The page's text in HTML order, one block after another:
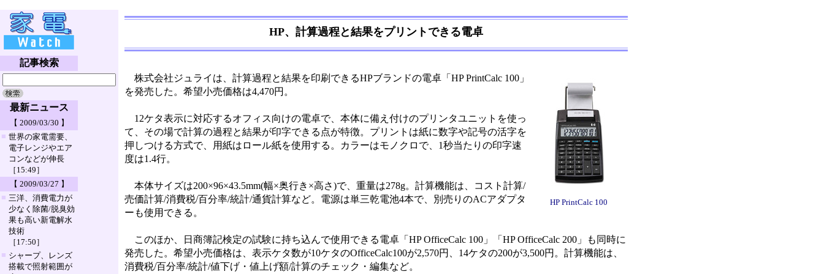
記事検索
最新ニュース
【 2009/03/30 】
■ 世界の家電需要、
電子レンジやエア
コンなどが伸長
［15:49］
【 2009/03/27 】
■ 三洋、消費電力が
少なく除菌/脱臭効
果も高い新電解水
技術
［17:50］
■ シャープ、レンズ
搭載で照射範囲が
HP、計算過程と結果をプリントできる電卓
HP PrintCalc 100
株式会社ジュライは、計算過程と結果を印刷できるHPブランドの電卓「HP PrintCalc 100」
を発売した。希望小売価格は4,470円。
12ケタ表示に対応するオフィス向けの電卓で、本体に備え付けのプリンタユニットを使っ
て、その場で計算の過程と結果が印字できる点が特徴。プリントは紙に数字や記号の活字を
押しつける方式で、用紙はロール紙を使用する。カラーはモノクロで、1秒当たりの印字速
度は1.4行。
本体サイズは200×96×43.5mm(幅×奥行き×高さ)で、重量は278g。計算機能は、コスト計算/
売価計算/消費税/百分率/統計/通貨計算など。電源は単三乾電池4本で、別売りのACアダプタ
ーも使用できる。
このほか、日商簿記検定の試験に持ち込んで使用できる電卓「HP OfficeCalc 100」「HP OfficeCalc 200」も同時に
発売した。希望小売価格は、表示ケタ数が10ケタのOfficeCalc100が2,570円、14ケタの200が3,500円。計算機能は、
消費税/百分率/統計/値下げ・値上げ額/計算のチェック・編集など。